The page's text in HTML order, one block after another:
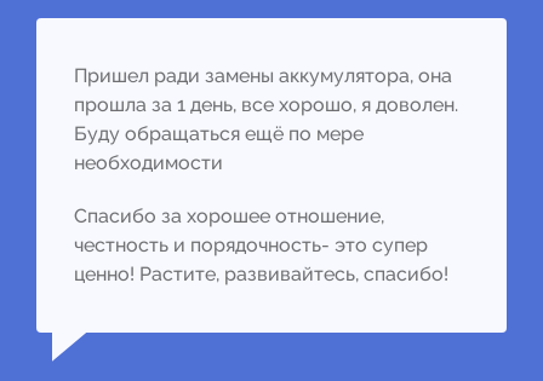
Пришел ради замены аккумулятора, она
прошла за 1 день, все хорошо, я доволен.
Буду обращаться ещё по мере
необходимости
Спасибо за хорошее отношение,
честность и порядочность- это супер
ценно! Растите, развивайтесь, спасибо!